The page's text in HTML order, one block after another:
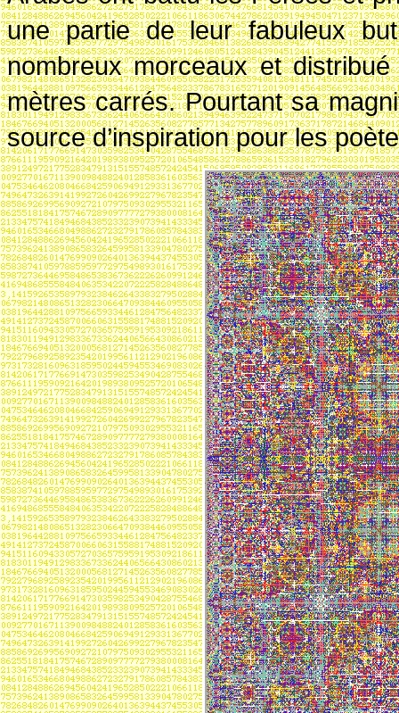
une partie de leur fabuleux
nombreux morceaux et
mètres carrés. Pourtant sa
source d’inspiration pour les